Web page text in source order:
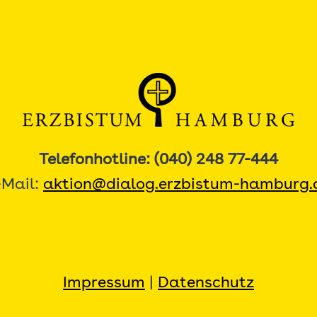
Telefonhotline: (040) 248 77-444
aktion@dialog.erzbistum-
Impressum Datenschutz